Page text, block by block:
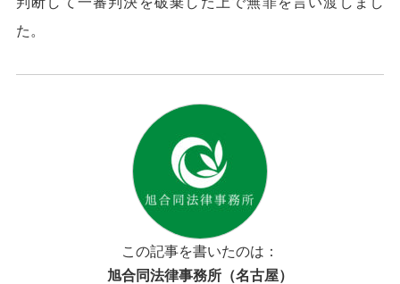
た。
この記事を書いたのは：
旭合同法律事務所（名古屋）